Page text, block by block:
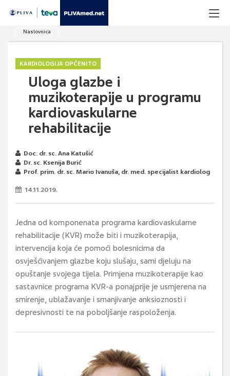
Naslovnica
KARDIOLOGIJA OPĆENITO
Uloga glazbe i
muzikoterapije u programu
kardiovaskularne
rehabilitacije
Doc. dr. sc. Ana Katušić
Dr. sc. Ksenija Burić
Prof. prim. dr. sc. Mario Ivanuša, dr. med. specijalist kardiolog
14.11.2019.
Jedna od komponenata programa kardiovaskularne
rehabilitacije (KVR) može biti i muzikoterapija,
intervencija koja će pomoći bolesnicima da
osvješćivanjem glazbe koju slušaju, sami djeluju na
opuštanje svojega tijela. Primjena muzikoterapije kao
sastavnice programa KVR-a ponajprije je usmjerena na
smirenje, ublažavanje i smanjivanje anksioznosti i
depresivnosti te na poboljšanje raspoloženja.